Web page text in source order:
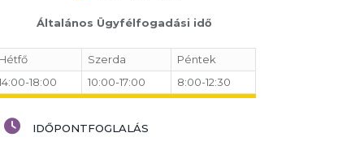
Általános Ügyfélfogadási idő
Szerda
Péntek
18:00
10:00-17:00 8:00-12:30
IDŐPONTFOGLALÁS